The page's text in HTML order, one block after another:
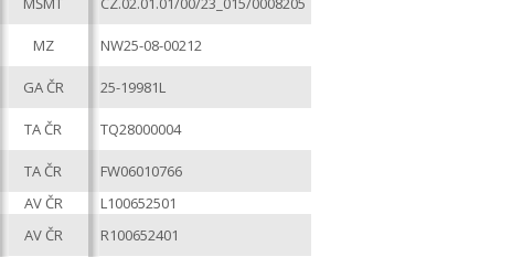
MZ NW25-08-00212
GA ČR 25-19981L
TA ČR TQ28000004
TA ČR
FW06010766
AV ČR
L100652501
AV ČR R100652401